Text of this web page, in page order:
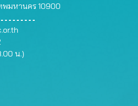
พมหานคร 10900
น.)